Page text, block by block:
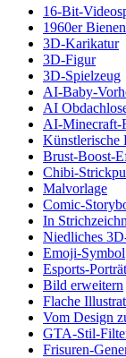
16-Bit-
1960er
3D-Karikatur
3D-Figur
3D-Spielzeug
AI-Baby-
AI
AI-Minecraft-
Künstlerische
Brust-Boost-
Chibi-
Malvorlage
Comic-
In
Niedliches
Emoji-Symbol
Esports-
Bild erweitern
Flache
Vom Design
GTA-Stil-
Frisuren-